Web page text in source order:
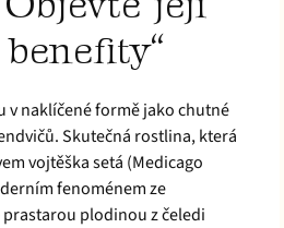
v naklíčené formě jako chutné
Skutečná rostlina, která
vojtěška setá (Medicago
fenoménem ze
plodinou z čeledi